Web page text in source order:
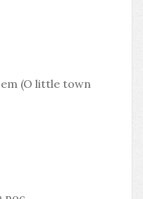
(O little town